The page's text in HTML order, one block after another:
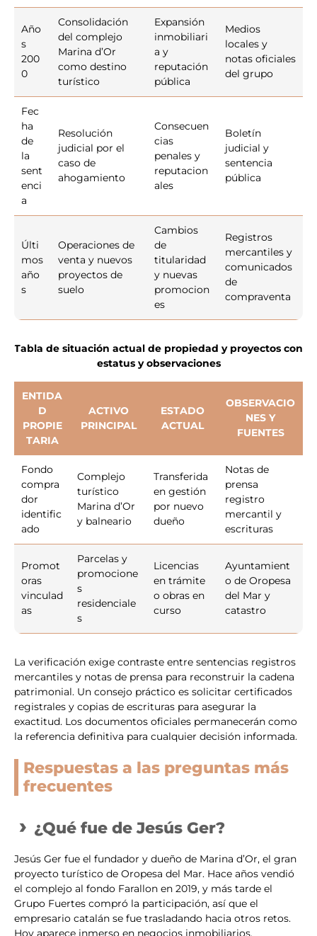
Año
s
200
0
Consolidación
del complejo
Marina d’Or
como destino
turístico
Expansión
inmobiliari
a y
reputación
pública
Medios
locales y
notas oficiales
del grupo
Fec
ha
de
la
sent
enci
a
Resolución
judicial por el
caso de
ahogamiento
Consecuen
cias
penales y
reputacion
ales
Boletín
judicial y
sentencia
pública
Últi
mos
año
s
Operaciones de
venta y nuevos
proyectos de
suelo
Cambios
de
titularidad
y nuevas
promocion
es
Registros
mercantiles y
comunicados
de
compraventa
Tabla de situación actual de propiedad y proyectos con
estatus y observaciones
ENTIDA
D
PROPIE
TARIA
ACTIVO
PRINCIPAL
ESTADO
ACTUAL
OBSERVACIO
NES Y
FUENTES
Fondo
compra
dor
identific
ado
Complejo
turístico
Marina d’Or
y balneario
Transferida
en gestión
por nuevo
dueño
Notas de
prensa
registro
mercantil y
escrituras
Promot
oras
vinculad
as
Parcelas y
promocione
s
residenciale
s
Licencias
en trámite
o obras en
curso
Ayuntamient
o de Oropesa
del Mar y
catastro
La verificación exige contraste entre sentencias registros
mercantiles y notas de prensa para reconstruir la cadena
patrimonial. Un consejo práctico es solicitar certificados
registrales y copias de escrituras para asegurar la
exactitud. Los documentos oficiales permanecerán como
la referencia definitiva para cualquier decisión informada.
Respuestas a las preguntas más
frecuentes
¿Qué fue de Jesús Ger?
Jesús Ger fue el fundador y dueño de Marina d’Or, el gran
proyecto turístico de Oropesa del Mar. Hace años vendió
el complejo al fondo Farallon en 2019, y más tarde el
Grupo Fuertes compró la participación, así que el
empresario catalán se fue trasladando hacia otros retos.
Hoy aparece inmerso en negocios inmobiliarios,